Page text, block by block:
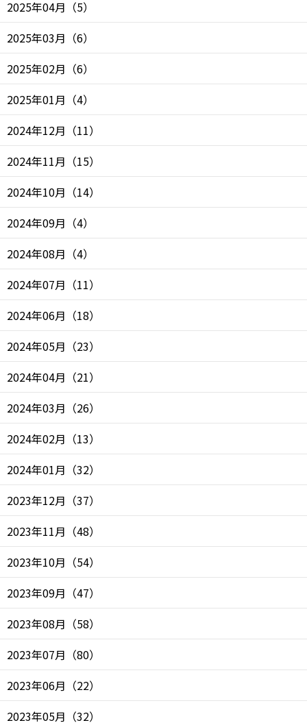
2025年04月 （5）
2025年03月 （6）
2025年02月 （6）
2025年01月 （4）
2024年12月 （11）
2024年11月 （15）
2024年10月 （14）
2024年09月 （4）
2024年08月 （4）
2024年07月 （11）
2024年06月 （18）
2024年05月 （23）
2024年04月 （21）
2024年03月 （26）
2024年02月 （13）
2024年01月 （32）
2023年12月 （37）
2023年11月 （48）
2023年10月 （54）
2023年09月 （47）
2023年08月 （58）
2023年07月 （80）
2023年06月 （22）
2023年05月 （32）